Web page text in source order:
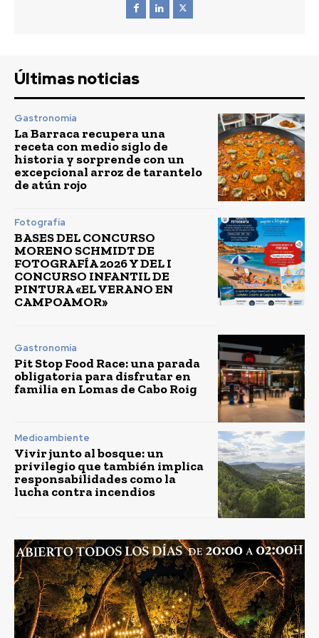
Últimas noticias
Gastronomía
La Barraca recupera una
receta con medio siglo de
historia y sorprende con un
excepcional arroz de tarantelo
de atún rojo
Fotografía
BASES DEL CONCURSO
MORENO SCHMIDT DE
FOTOGRAFÍA 2026 Y DEL I
CONCURSO INFANTIL DE
PINTURA «EL VERANO EN
CAMPOAMOR»
Gastronomía
Pit Stop Food Race: una parada
obligatoria para disfrutar en
familia en Lomas de Cabo Roig
Medioambiente
Vivir junto al bosque: un
privilegio que también implica
responsabilidades como la
lucha contra incendios